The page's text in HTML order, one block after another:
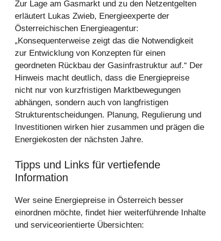
Zur Lage am Gasmarkt und zu den Netzentgelten
erläutert Lukas Zwieb, Energieexperte der
Österreichischen Energieagentur:
„Konsequenterweise zeigt das die Notwendigkeit
zur Entwicklung von Konzepten für einen
geordneten Rückbau der Gasinfrastruktur auf.“ Der
Hinweis macht deutlich, dass die Energiepreise
nicht nur von kurzfristigen Marktbewegungen
abhängen, sondern auch von langfristigen
Strukturentscheidungen. Planung, Regulierung und
Investitionen wirken hier zusammen und prägen die
Energiekosten der nächsten Jahre.
Tipps und Links für vertiefende
Information
Wer seine Energiepreise in Österreich besser
einordnen möchte, findet hier weiterführende Inhalte
und serviceorientierte Übersichten: